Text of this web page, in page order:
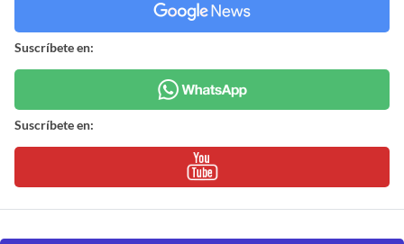
Suscríbete en:
Suscríbete en: